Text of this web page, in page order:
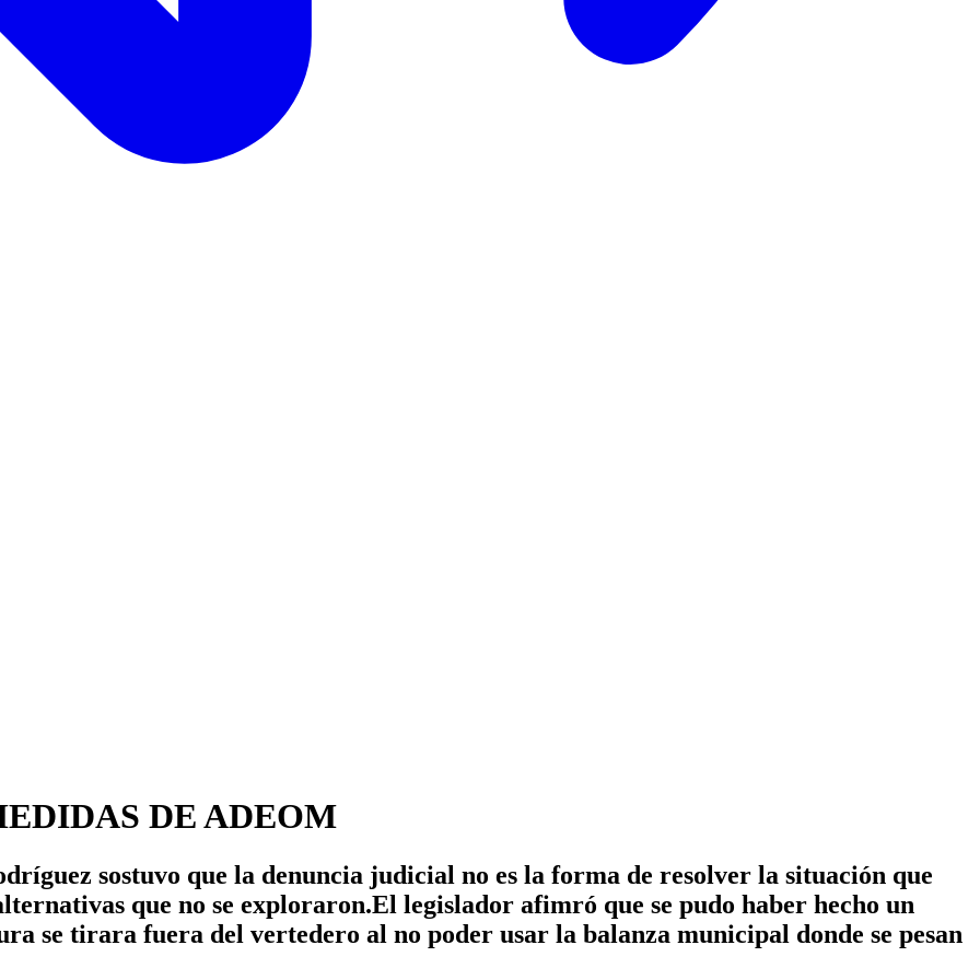
DE ADEOM
sostuvo que la denuncia judicial no es la forma de resolver la situación que
que no se exploraron.El legislador afimró que se pudo haber hecho un
se tirara fuera del vertedero al no poder usar la balanza municipal donde se pesan